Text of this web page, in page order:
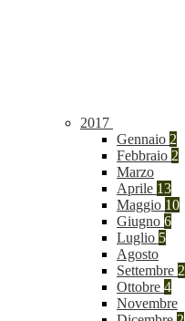
2017
Gennaio 2
Febbraio 2
Marzo
Aprile 13
Maggio 10
Giugno 6
Luglio 5
Agosto
Settembre 2
Ottobre 4
Novembre